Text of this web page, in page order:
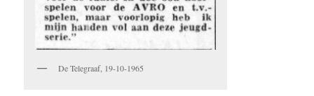
De Telegraaf, 19-10-1965